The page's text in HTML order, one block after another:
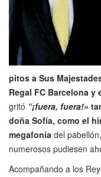
pitos a Sus
Regal FC Barcelona y
gritó “¡fuera, fuera!»
doña Sofía, como el
megafonía del
numerosos pudiesen
Acompañando a los